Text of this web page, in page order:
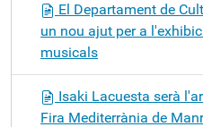
El Departament de
un nou ajut per a
musicals
Isaki Lacuesta serà
Fira Mediterrània de